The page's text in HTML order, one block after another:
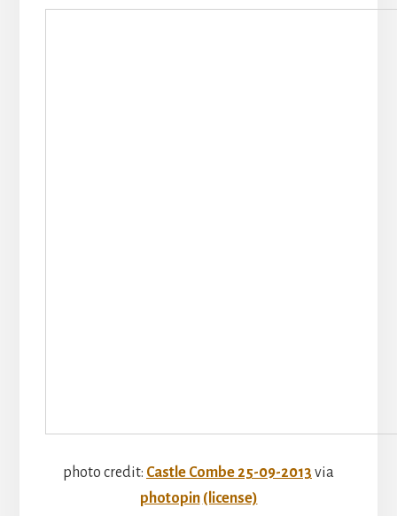
photo credit: Castle Combe 25-09-2013 via
photopin (license)